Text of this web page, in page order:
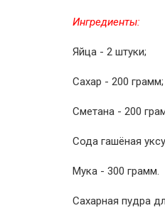
Ингредиенты:
Яйца - 2 штуки;
Сахар - 200 грамм;
Сметана - 200
Сода гашёная
Мука - 300 грамм.
Сахарная пудра